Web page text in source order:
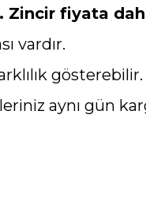
Zincir fiyata
vardır.
gösterebilir.
aynı gün